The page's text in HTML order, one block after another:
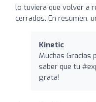
lo tuviera que volver a
cerrados. En resumen,
Kinetic
Muchas Gracias
saber que tu
grata!